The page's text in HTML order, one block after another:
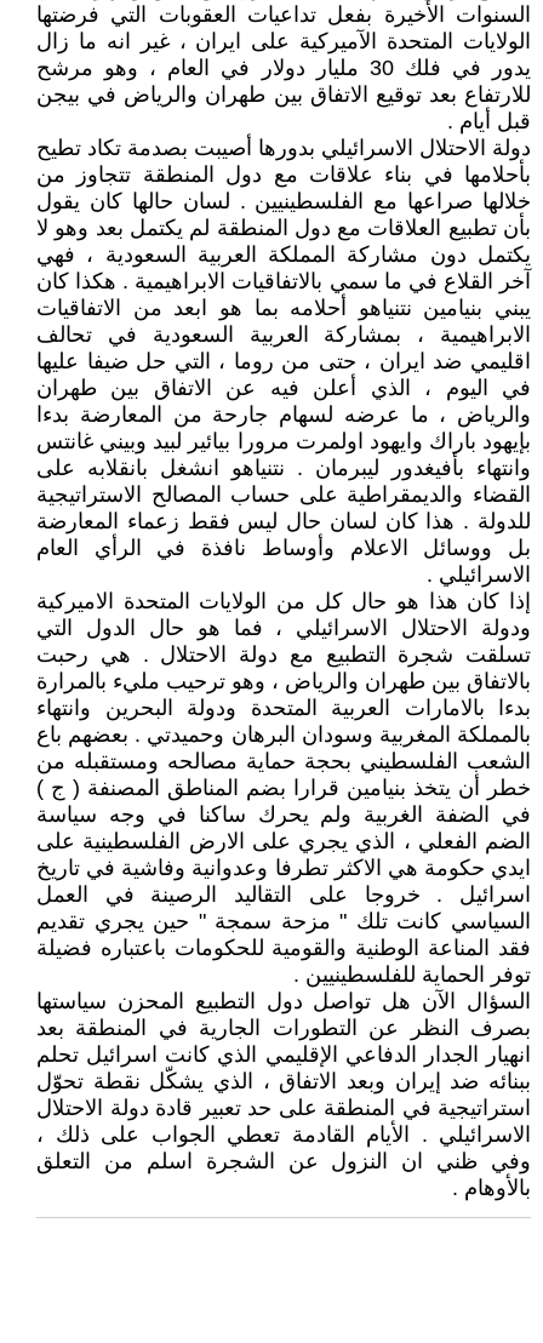
السنوات الأخيرة بفعل تداعيات العقوبات التي فرضتها
الولايات المتحدة الآميركية على ايران ، غير انه ما زال
يدور في فلك 30 مليار دولار في العام ، وهو مرشح
للارتفاع بعد توقيع الاتفاق بين طهران والرياض في بيجن
قبل أيام .
دولة الاحتلال الاسرائيلي بدورها أصيبت بصدمة تكاد تطيح
بأحلامها في بناء علاقات مع دول المنطقة تتجاوز من
خلالها صراعها مع الفلسطينيين . لسان حالها كان يقول
بأن تطبيع العلاقات مع دول المنطقة لم يكتمل بعد وهو لا
يكتمل دون مشاركة المملكة العربية السعودية ، فهي
آخر القلاع في ما سمي بالاتفاقيات الابراهيمية . هكذا كان
يبني بنيامين نتنياهو أحلامه بما هو ابعد من الاتفاقيات
الابراهيمية ، بمشاركة العربية السعودية في تحالف
اقليمي ضد ايران ، حتى من روما ، التي حل ضيفا عليها
في اليوم ، الذي أعلن فيه عن الاتفاق بين طهران
والرياض ، ما عرضه لسهام جارحة من المعارضة بدءا
بإيهود باراك وايهود اولمرت مرورا بيائير لبيد وبيني غانتس
وانتهاء بأفيغدور ليبرمان . نتنياهو انشغل بانقلابه على
القضاء والديمقراطية على حساب المصالح الاستراتيجية
للدولة . هذا كان لسان حال ليس فقط زعماء المعارضة
بل ووسائل الاعلام وأوساط نافذة في الرأي العام
الاسرائيلي .
إذا كان هذا هو حال كل من الولايات المتحدة الاميركية
ودولة الاحتلال الاسرائيلي ، فما هو حال الدول التي
تسلقت شجرة التطبيع مع دولة الاحتلال . هي رحبت
بالاتفاق بين طهران والرياض ، وهو ترحيب مليء بالمرارة
بدءا بالامارات العربية المتحدة ودولة البحرين وانتهاء
بالمملكة المغربية وسودان البرهان وحميدتي . بعضهم باع
الشعب الفلسطيني بحجة حماية مصالحه ومستقبله من
خطر أن يتخذ بنيامين قرارا بضم المناطق المصنفة ( ج )
في الضفة الغربية ولم يحرك ساكنا في وجه سياسة
الضم الفعلي ، الذي يجري على الارض الفلسطينية على
ايدي حكومة هي الاكثر تطرفا وعدوانية وفاشية في تاريخ
اسرائيل . خروجا على التقاليد الرصينة في العمل
السياسي كانت تلك " مزحة سمجة " حين يجري تقديم
فقد المناعة الوطنية والقومية للحكومات باعتباره فضيلة
توفر الحماية للفلسطينيين .
السؤال الآن هل تواصل دول التطبيع المحزن سياستها
بصرف النظر عن التطورات الجارية في المنطقة بعد
انهيار الجدار الدفاعي الإقليمي الذي كانت اسرائيل تحلم
ببنائه ضد إيران وبعد الاتفاق ، الذي يشكّل نقطة تحوّل
استراتيجية في المنطقة على حد تعبير قادة دولة الاحتلال
الاسرائيلي . الأيام القادمة تعطي الجواب على ذلك ،
وفي ظني ان النزول عن الشجرة اسلم من التعلق
بالأوهام .